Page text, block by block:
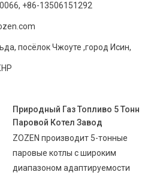
+86-13506151292
посёлок Чжоуте ,город Исин,
Природный Газ Топливо 5 Тонн
Паровой Котел Завод
ZOZEN производит 5-тонные
паровые котлы с широким
диапазоном адаптируемости